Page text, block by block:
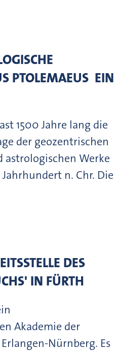
PTOLEMAEUS  EIN
1500 Jahre lang die
der geozentrischen
Werke
n. Chr. Die
DES
IN FÜRTH
Akademie der
Nürnberg. Es